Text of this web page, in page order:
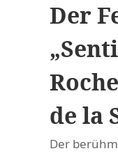
Der
de la
Der